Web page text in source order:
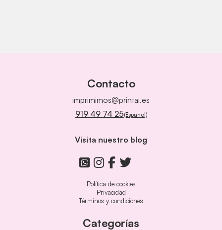
Contacto
imprimimos@printai.es
919 49 74 25(Español)
Visita nuestro blog
Política de cookies
Privacidad
Términos y condiciones
Categorías